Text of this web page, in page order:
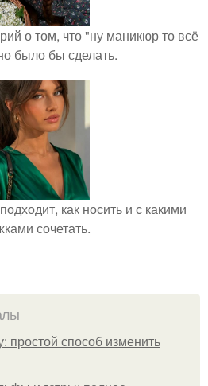
о том, что "ну маникюр то всё
было бы сделать.
как носить и с какими
сочетать.
простой способ изменить